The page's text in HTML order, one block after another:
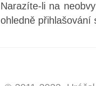
Narazíte-li na
ohledně